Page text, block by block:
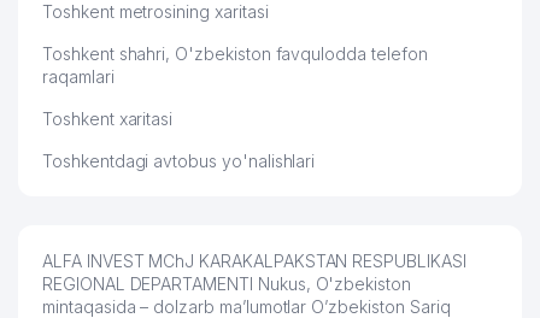
Toshkent metrosining xaritasi
Toshkent shahri, O'zbekiston favqulodda telefon
raqamlari
Toshkent xaritasi
Toshkentdagi avtobus yo'nalishlari
ALFA INVEST MChJ KARAKALPAKSTAN RESPUBLIKASI
REGIONAL DEPARTAMENTI Nukus, O'zbekiston
mintaqasida – dolzarb ma’lumotlar O’zbekiston Sariq